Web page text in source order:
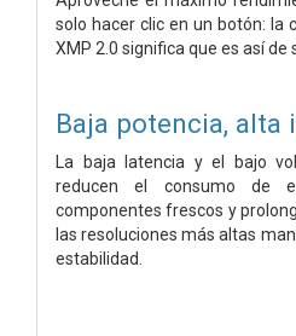
solo hacer clic en un botón: la
XMP 2.0 significa que es así de
Baja potencia, alta
La baja latencia y el bajo
reducen el consumo de
componentes frescos y
las resoluciones más altas
estabilidad.